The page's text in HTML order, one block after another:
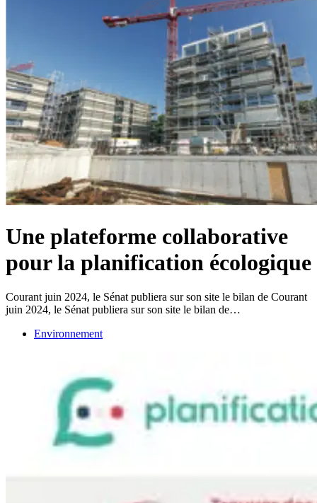
Une plateforme collaborative
pour la planification écologique
Courant juin 2024, le Sénat publiera sur son site le bilan de Courant
juin 2024, le Sénat publiera sur son site le bilan de…
Environnement